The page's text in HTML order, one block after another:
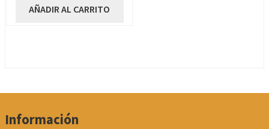
AÑADIR AL CARRITO
Información